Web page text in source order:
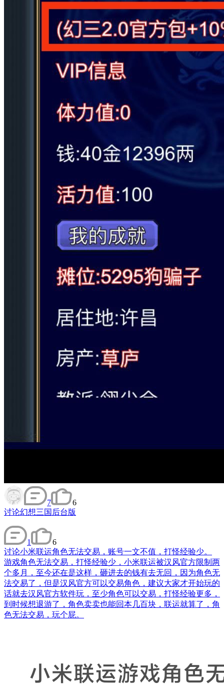
7
6
讨论幻想三国后台版
1
6
讨论小米联运角色无法交易，账号一文不值，打怪经验少。
游戏角色无法交易，打怪经验少，小米联运被汉风官方限制两
个多月，至今还在是这样，砸进去的钱有去无回，因为角色无
法交易了，但是汉风官方可以交易角色，建议大家才开始玩的
话就去汉风官方软件玩，至少角色可以交易，打怪经验更多，
到时候想退游了，角色卖卖也能回本几百块，联运就算了，角
色无法交易，玩个屁。